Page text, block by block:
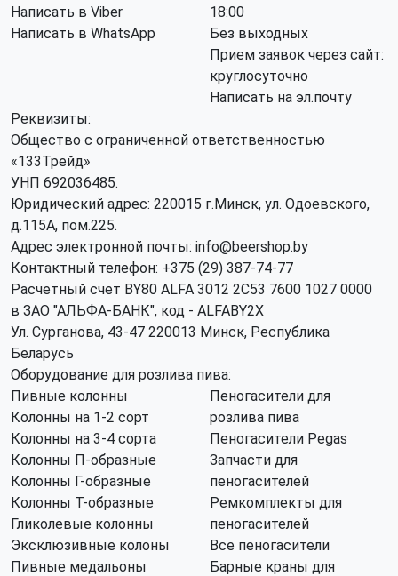
Написать в Viber
Написать в WhatsApp
18:00
Без выходных
Прием заявок через сайт:
круглосуточно
Написать на эл.почту
Реквизиты:
Общество с ограниченной ответственностью
«133Трейд»
УНП 692036485​.
Юридический адрес: 220015 г.Минск, ул. Одоевского,
д.115А, пом.225.
Адрес электронной почты: info@beershop.by
Контактный телефон: +375 (29) 387-74-77
Расчетный счет BY80 ALFA 3012 2C53 7600 1027 0000
в ЗАО "АЛЬФА-БАНК", код - ALFABY2X
Ул. Сурганова, 43-47 220013 Минск, Республика
Беларусь
Оборудование для розлива пива:
Пивные колонны
Колонны на 1-2 сорт
Колонны на 3-4 сорта
Колонны П-образные
Колонны Г-образные
Колонны Т-образные
Гликолевые колонны
Эксклюзивные колоны
Пивные медальоны
Пеногасители для
розлива пива
Пеногасители Pegas
Запчасти для
пеногасителей
Ремкомплекты для
пеногасителей
Все пеногасители
Барные краны для